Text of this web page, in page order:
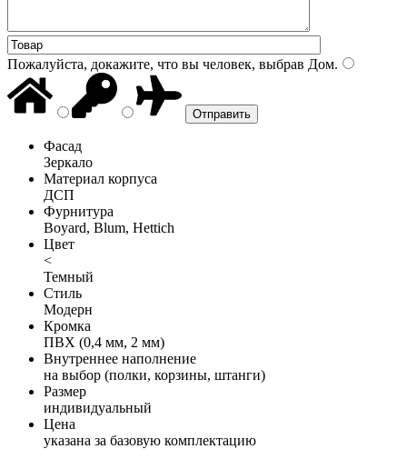
Пожалуйста, докажите, что вы человек, выбрав Дом.
Фасад
Зеркало
Материал корпуса
ДСП
Фурнитура
Boyard, Blum, Hettich
Цвет
<
Темный
Стиль
Модерн
Кромка
ПВХ (0,4 мм, 2 мм)
Внутреннее наполнение
на выбор (полки, корзины, штанги)
Размер
индивидуальный
Цена
указана за базовую комплектацию